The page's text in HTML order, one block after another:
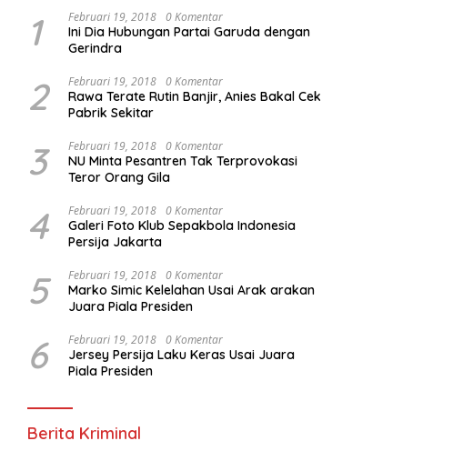
1 Februari 19, 2018 0 Komentar
Ini Dia Hubungan Partai Garuda dengan
Gerindra
2 Februari 19, 2018 0 Komentar
Rawa Terate Rutin Banjir, Anies Bakal Cek
Pabrik Sekitar
3 Februari 19, 2018 0 Komentar
NU Minta Pesantren Tak Terprovokasi
Teror Orang Gila
4 Februari 19, 2018 0 Komentar
Galeri Foto Klub Sepakbola Indonesia
Persija Jakarta
5 Februari 19, 2018 0 Komentar
Marko Simic Kelelahan Usai Arak arakan
Juara Piala Presiden
6 Februari 19, 2018 0 Komentar
Jersey Persija Laku Keras Usai Juara
Piala Presiden
Berita Kriminal